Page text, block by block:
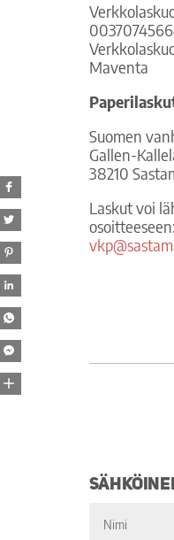
Maventa
Suomen
Gallen-
38210
Laskut voi
osoitteeseen: